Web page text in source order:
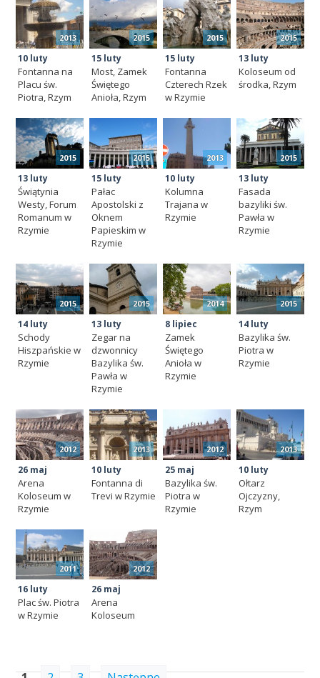
2013
10 luty
Fontanna na
Placu św.
Piotra, Rzym
2015
15 luty
Most, Zamek
Świętego
Anioła, Rzym
2015
15 luty
Fontanna
Czterech Rzek
w Rzymie
2015
13 luty
Koloseum od
środka, Rzym
2015
13 luty
Świątynia
Westy, Forum
Romanum w
Rzymie
2015
15 luty
Pałac
Apostolski z
Oknem
Papieskim w
Rzymie
2013
10 luty
Kolumna
Trajana w
Rzymie
2015
13 luty
Fasada
bazyliki św.
Pawła w
Rzymie
2015
14 luty
Schody
Hiszpańskie w
Rzymie
2015
13 luty
Zegar na
dzwonnicy
Bazylika św.
Pawła w
Rzymie
2014
8 lipiec
Zamek
Świętego
Anioła w
Rzymie
2015
14 luty
Bazylika św.
Piotra w
Rzymie
2012
26 maj
Arena
Koloseum w
Rzymie
2013
10 luty
Fontanna di
Trevi w Rzymie
2012
25 maj
Bazylika św.
Piotra w
Rzymie
2013
10 luty
Ołtarz
Ojczyzny,
Rzym
2011
16 luty
Plac św. Piotra
w Rzymie
2012
26 maj
Arena
Koloseum